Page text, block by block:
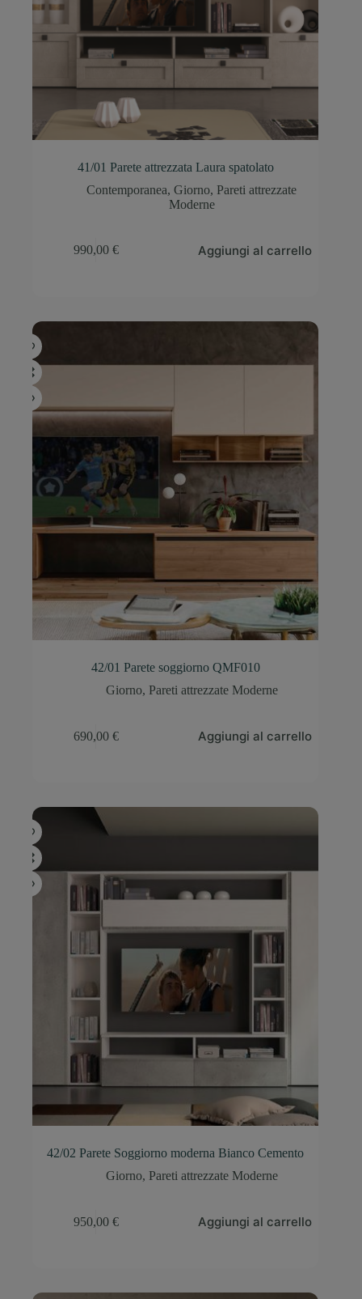
41/01 Parete attrezzata Laura spatolato
Contemporanea,Giorno, Pareti attrezzate
Moderne
990,00 € Aggiungi al carrello
42/01 Parete soggiorno QMF010
Giorno, Pareti attrezzate Moderne
690,00 € Aggiungi al carrello
42/02 Parete Soggiorno moderna Bianco Cemento
Giorno, Pareti attrezzate Moderne
950,00 € Aggiungi al carrello